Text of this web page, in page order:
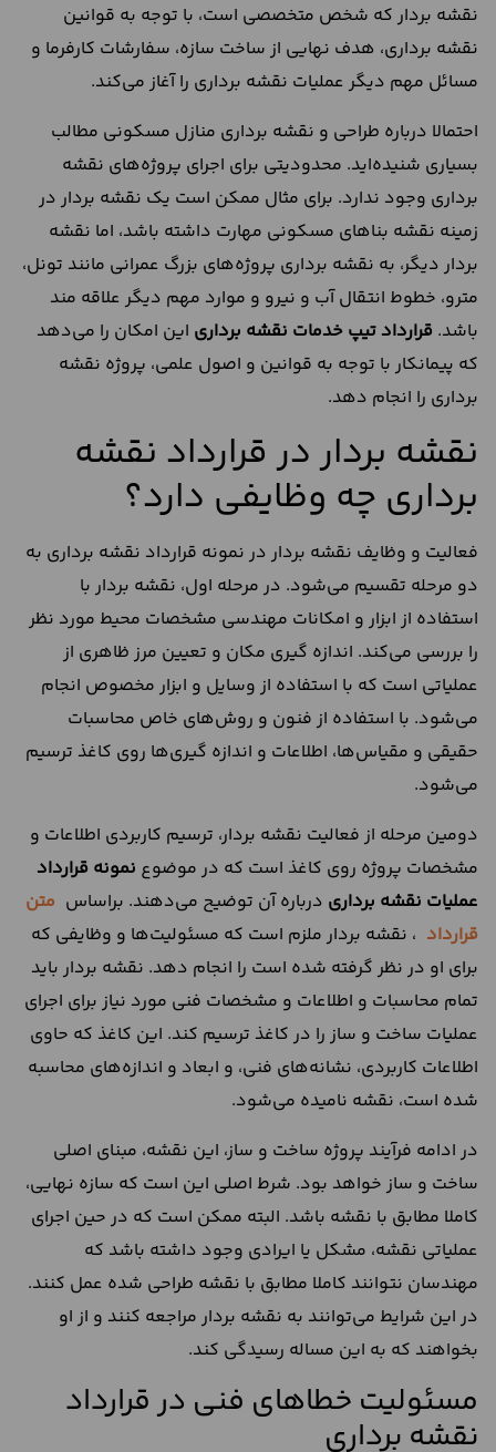
نقشه بردار که شخص متخصصی است، با توجه به قوانین
نقشه برداری، هدف نهایی از ساخت سازه، سفارشات کارفرما و
مسائل مهم دیگر عملیات نقشه برداری را آغاز می‌کند.
احتمالا درباره طراحی و نقشه برداری منازل مسکونی مطالب
بسیاری شنیده‌‌اید. محدودیتی برای اجرای پروژه‌های نقشه
برداری وجود ندارد. برای مثال ممکن است یک نقشه بردار در
زمینه نقشه‌ بناهای مسکونی مهارت داشته باشد، اما نقشه
بردار دیگر، به نقشه برداری پروژه‌های بزرگ عمرانی مانند تونل،
مترو، خطوط انتقال آب و نیرو و موارد مهم دیگر علاقه مند
باشد. قرارداد تیپ خدمات نقشه برداری این امکان را می‌دهد
که پیمانکار با توجه به قوانین و اصول علمی، پروژه نقشه
برداری را انجام دهد.
نقشه بردار در قرارداد نقشه
برداری چه وظایفی دارد؟
فعالیت و وظایف نقشه بردار در نمونه قرارداد نقشه برداری به
دو مرحله تقسیم می‌شود. در مرحله اول، نقشه بردار با
استفاده از ابزار و امکانات مهندسی مشخصات محیط مورد نظر
را بررسی می‌کند. اندازه گیری مکان و تعیین مرز ظاهری از
عملیاتی است که با استفاده از وسایل و ابزار مخصوص انجام
می‌شود. با استفاده از فنون و روش‌های خاص محاسبات
حقیقی و مقیاس‌ها، اطلاعات و اندازه گیری‌ها روی کاغذ ترسیم
می‌شود.
دومین مرحله از فعالیت نقشه بردار، ترسیم کاربردی اطلاعات و
مشخصات پروژه روی کاغذ است که در موضوع نمونه قرارداد
عملیات نقشه برداری درباره آن توضیح می‌دهند. براساس متن
قرارداد ، نقشه بردار ملزم است که مسئولیت‌ها و وظایفی که
برای او در نظر گرفته شده است را انجام دهد. نقشه بردار باید
تمام محاسبات و اطلاعات و مشخصات فنی مورد نیاز برای اجرای
عملیات ساخت و ساز را در کاغذ ترسیم کند. این کاغذ که حاوی
اطلاعات کاربردی، نشانه‌های فنی، و ابعاد و اندازه‌های محاسبه
شده است، نقشه نامیده می‌شود.
در ادامه فرآیند پروژه ساخت و ساز، این نقشه، مبنای اصلی
ساخت و ساز خواهد بود. شرط اصلی این است که سازه نهایی،
کاملا مطابق با نقشه باشد. البته ممکن است که در حین اجرای
عملیاتی نقشه، مشکل یا ایرادی وجود داشته باشد که
مهندسان نتوانند کاملا مطابق با نقشه طراحی شده عمل کنند.
در این شرایط می‌توانند به نقشه بردار مراجعه کنند و از او
بخواهند که به این مساله رسیدگی کند.
مسئولیت خطاهای فنی در قرارداد
نقشه برداری